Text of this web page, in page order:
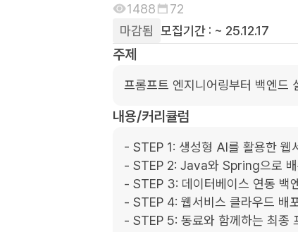
1488
72
마감됨 모집기간 : ~ 25.12.17
주제
프롬프트 엔지니어링부터 백엔드
내용/커리큘럼
- STEP 1: 생성형 AI를 활용한 웹
- STEP 2: Java와 Spring으로 배
- STEP 3: 데이터베이스 연동 백
- STEP 4: 웹서비스 클라우드 배
- STEP 5: 동료와 함께하는 최종